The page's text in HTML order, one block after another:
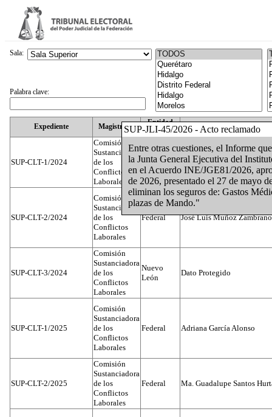
SUP-JLI-45/2026 - Acto reclamado
Entre otras cuestiones, el Informe
la Junta General Ejecutiva del
en el Acuerdo INE/JGE81/2026,
de 2026, presentado el 27 de mayo
eliminan los seguros de: Gastos
plazas de Mando."
Expediente Magistrado
Entidad
Federativa
SUP-CLT-1/2024
Comisión
Sustanciadora
de los
Conflictos
Laborales
Federal Juan José Serrato Velasco
SUP-CLT-2/2024
Comisión
Sustanciadora
de los
Conflictos
Laborales
Federal José Luis Muñoz Zambrano
SUP-CLT-3/2024
Comisión
Sustanciadora
de los
Conflictos
Laborales
Nuevo
León
Dato Protegido
SUP-CLT-1/2025
Comisión
Sustanciadora
de los
Conflictos
Laborales
Federal Adriana García Alonso
SUP-CLT-2/2025
Comisión
Sustanciadora
de los
Conflictos
Laborales
Federal Ma. Guadalupe Santos
Sala:
Palabra clave: